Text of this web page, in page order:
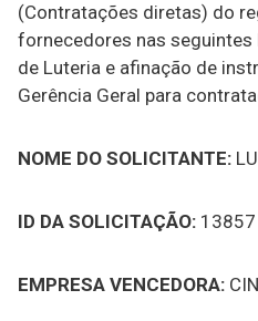
(Contratações diretas) do
fornecedores nas seguintes
de Luteria e afinação de
Gerência Geral para
NOME DO SOLICITANTE:
ID DA SOLICITAÇÃO: 13857
EMPRESA VENCEDORA: